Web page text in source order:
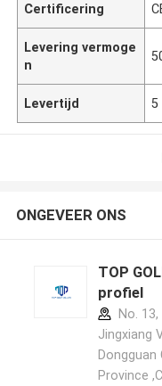
Certificering
Levering vermoge
n
Levertijd 5
ONGEVEER ONS
TOP
profiel
No.
Jingxiang
Dongguan
Province